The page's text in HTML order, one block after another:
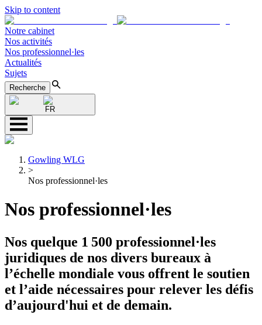
Skip to content
Notre cabinet
Nos activités
Nos professionnel·les
Actualités
Sujets
Recherche
FR
Gowling WLG
>
Nos professionnel·les
Nos professionnel·les
Nos quelque 1 500 professionnel·les
juridiques de nos divers bureaux à
l’échelle mondiale vous offrent le soutien
et l’aide nécessaires pour relever les défis
d’aujourd'hui et de demain.